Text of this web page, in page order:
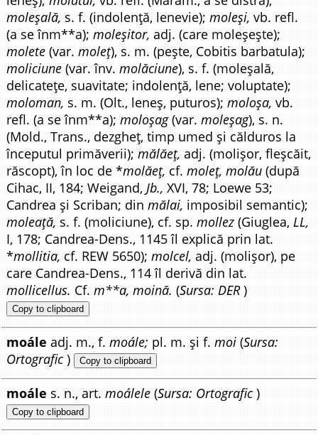
moleșală, s. f. (indolență, lenevie);moleși, vb. refl.
(a se înm**a);moleșitor, adj. (care moleșește);
molete (var.moleț), s. m. (pește, Cobitis barbatula);
moliciune (var. înv.molăciune), s. f. (moleșală,
delicatețe, suavitate; indolență, lene; voluptate);
moloman, s. m. (Olt., leneș, puturos);moloșa, vb.
refl. (a se înm**a);moloșag(var.moleșag), s. n.
(Mold., Trans., dezgheț, timp umed și călduros la
începutul primăverii);mălăeț, adj. (molișor, fleșcăit,
răscopt), în loc de *molăeț, cf.moleț, molău (după
Cihac, II, 184; Weigand,Jb., XVI, 78; Loewe 53;
Candrea și Scriban; dinmălai, imposibil semantic);
moleață, s. f. (moliciune), cf. sp.mollez (Giuglea,LL,
I, 178; Candrea-Dens., 1145 îl explică prin lat.
*mollitia, cf. REW 5650);molcel, adj. (molișor), pe
care Candrea-Dens., 114 îl derivă din lat.
mollicellus. Cf.m**a, moină. (Sursa: DER)
Copy to clipboard
moále adj. m., f.moále; pl. m. și f.moi (Sursa:
Ortografic ) Copy to clipboard
moále s. n., art.moálele (Sursa: Ortografic )
Copy to clipboard